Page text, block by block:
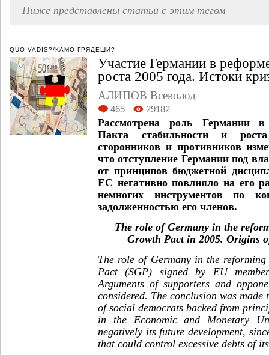
Ниже представлены статьи с этим тегом
QUO VADIS?/КАМО ГРЯДЕШИ?
Участие Германии в
роста 2005 года. Истоки
АЛИПОВ Всеволод
465 29182
Рассмотрена роль Германии в
Пакта стабильности и
сторонников и противников
что отступление Германии под
от принципов бюджетной
ЕС негативно повлияло на его
немногих инструментов по
задолженностью его членов.
The role of Germany in the
Growth Pact in 2005. Origins
The role of Germany in the
Pact (SGP) signed by EU
Arguments of supporters and
considered. The conclusion was
of social democrats backed from
in the Economic and Monetary
negatively its future development,
that could control excessive debts of